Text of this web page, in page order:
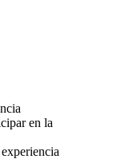
en la